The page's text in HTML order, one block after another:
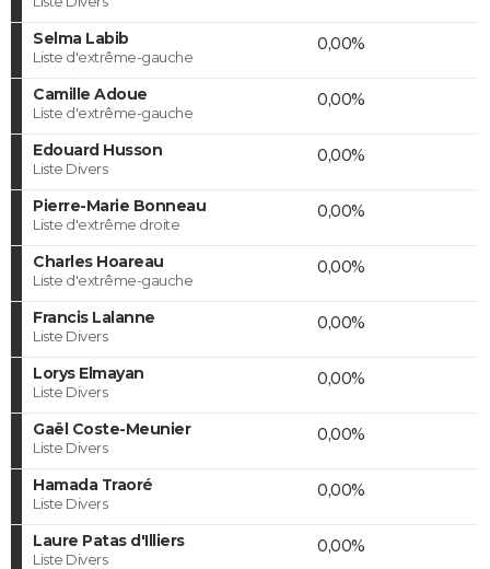
Selma Labib
Liste d'extrême-gauche
0,00%
Camille Adoue
Liste d'extrême-gauche
0,00%
Edouard Husson
Liste Divers
0,00%
Pierre-Marie Bonneau
Liste d'extrême droite
0,00%
Charles Hoareau
Liste d'extrême-gauche
0,00%
Francis Lalanne
Liste Divers
0,00%
Lorys Elmayan
Liste Divers
0,00%
Gaël Coste-Meunier
Liste Divers
0,00%
Hamada Traoré
Liste Divers
0,00%
Laure Patas d'Illiers
Liste Divers
0,00%